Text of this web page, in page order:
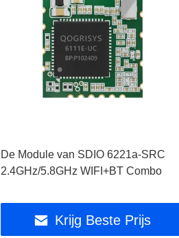
De Module van SDIO 6221a-SRC
2.4GHz/5.8GHz WIFI+BT Combo
Krijg Beste Prijs